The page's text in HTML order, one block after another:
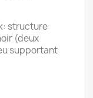
structure
(deux
supportant